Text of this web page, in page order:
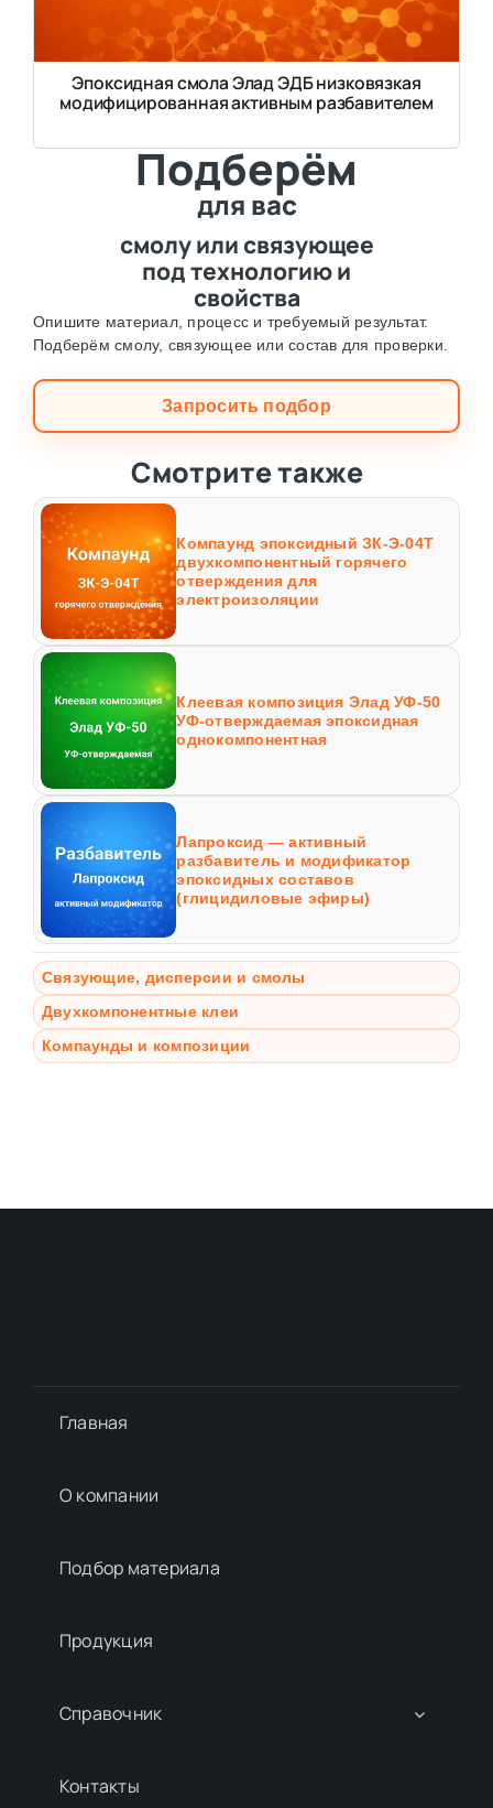
Эпоксидная смола Элад ЭДБ низковязкая
модифицированная активным разбавителем
Подберём
для вас
смолу или связующее
под технологию и
свойства
Опишите материал, процесс и требуемый результат.
Подберём смолу, связующее или состав для проверки.
Запросить подбор
Смотрите также
Компаунд эпоксидный ЗК-Э-04Т
двухкомпонентный горячего
отверждения для
электроизоляции
Клеевая композиция Элад УФ-50
УФ-отверждаемая эпоксидная
однокомпонентная
Лапроксид — активный
разбавитель и модификатор
эпоксидных составов
(глицидиловые эфиры)
Связующие, дисперсии и смолы
Двухкомпонентные клеи
Компаунды и композиции
Главная
О компании
Подбор материалa
Продукция
Справочник
Контакты